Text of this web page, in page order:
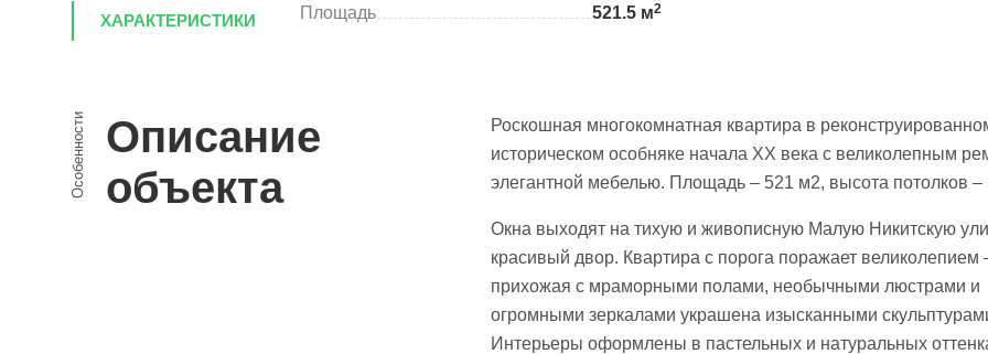
ХАРАКТЕРИСТИКИ Площадь 521.5 м2
Особенности Описание
объекта
Роскошная многокомнатная квартира в
историческом особняке начала ХХ века с великолепным
элегантной мебелью. Площадь – 521 м2, высота потолков –
Окна выходят на тихую и живописную Малую Никитскую
красивый двор. Квартира с порога поражает великолепием
прихожая с мраморными полами, необычными люстрами и
огромными зеркалами украшена изысканными
Интерьеры оформлены в пастельных и натуральных